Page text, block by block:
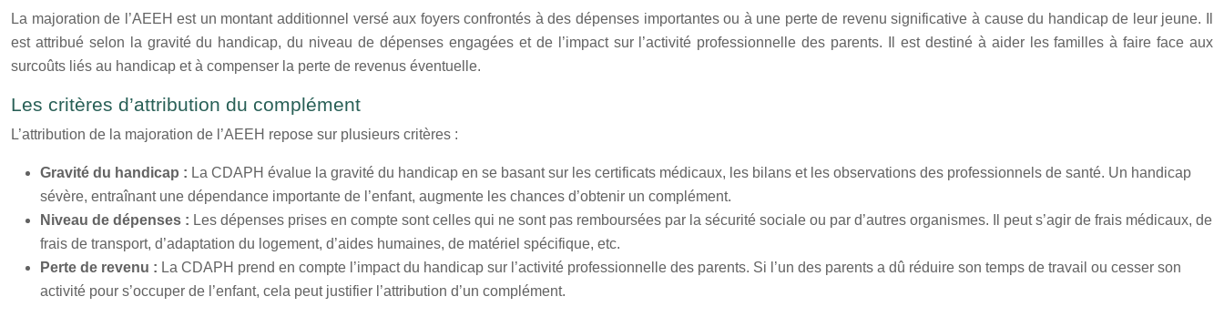
La majoration de l’AEEH est un montant additionnel versé aux foyers confrontés à des dépenses importantes ou à une perte de revenu significative à cause du handicap de leur jeune. Il
est attribué selon la gravité du handicap, du niveau de dépenses engagées et de l’impact sur l’activité professionnelle des parents. Il est destiné à aider les familles à faire face aux
surcoûts liés au handicap et à compenser la perte de revenus éventuelle.
Les critères d’attribution du complément
L’attribution de la majoration de l’AEEH repose sur plusieurs critères :
Gravité du handicap : La CDAPH évalue la gravité du handicap en se basant sur les certificats médicaux, les bilans et les observations des professionnels de santé. Un handicap
sévère, entraînant une dépendance importante de l’enfant, augmente les chances d’obtenir un complément.
Niveau de dépenses : Les dépenses prises en compte sont celles qui ne sont pas remboursées par la sécurité sociale ou par d’autres organismes. Il peut s’agir de frais médicaux, de
frais de transport, d’adaptation du logement, d’aides humaines, de matériel spécifique, etc.
Perte de revenu : La CDAPH prend en compte l’impact du handicap sur l’activité professionnelle des parents. Si l’un des parents a dû réduire son temps de travail ou cesser son
activité pour s’occuper de l’enfant, cela peut justifier l’attribution d’un complément.